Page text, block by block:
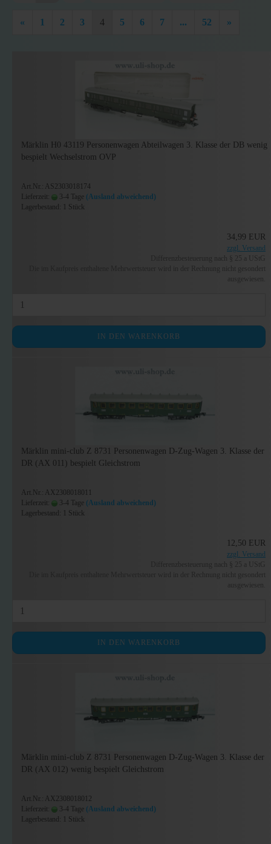
« 1 2 3 4 5 6 7 ... 52 »
Märklin H0 43119 Personenwagen Abteilwagen 3. Klasse der DB wenig
bespielt Wechselstrom OVP
Art.Nr.: AS2303018174
Lieferzeit:
3-4 Tage (Ausland abweichend)
Lagerbestand: 1 Stück
34,99 EUR
zzgl. Versand
Differenzbesteuerung nach § 25 a UStG
Die im Kaufpreis enthaltene Mehrwertsteuer wird in der Rechnung nicht gesondert
ausgewiesen.
IN DEN WARENKORB
Märklin mini-club Z 8731 Personenwagen D-Zug-Wagen 3. Klasse der
DR (AX 011) bespielt Gleichstrom
Art.Nr.: AX2308018011
Lieferzeit:
3-4 Tage (Ausland abweichend)
Lagerbestand: 1 Stück
12,50 EUR
zzgl. Versand
Differenzbesteuerung nach § 25 a UStG
Die im Kaufpreis enthaltene Mehrwertsteuer wird in der Rechnung nicht gesondert
ausgewiesen.
IN DEN WARENKORB
Märklin mini-club Z 8731 Personenwagen D-Zug-Wagen 3. Klasse der
DR (AX 012) wenig bespielt Gleichstrom
Art.Nr.: AX2308018012
Lieferzeit:
3-4 Tage (Ausland abweichend)
Lagerbestand: 1 Stück